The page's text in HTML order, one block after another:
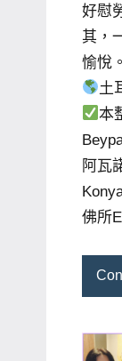
旅
遊
書
作
者、
各
發
表
會
持、
好慰
其，
愉悅。
土
本
阿瓦
佛所